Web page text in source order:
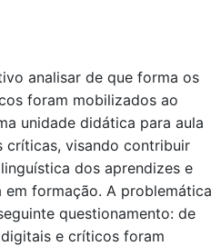
analisar de que forma os
foram mobilizados ao
unidade didática para aula
críticas, visando contribuir
dos aprendizes e
formação. A problemática
questionamento: de
e críticos foram